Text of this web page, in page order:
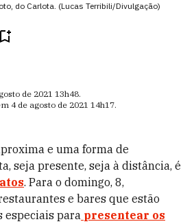
do Carlota. (Lucas Terribili/Divulgação)
de 2021 13h48.
4 de agosto de 2021 14h17.
e uma forma de
seja presente, seja à distância, é
. Para o domingo, 8,
e bares que estão
especiais para presentear os